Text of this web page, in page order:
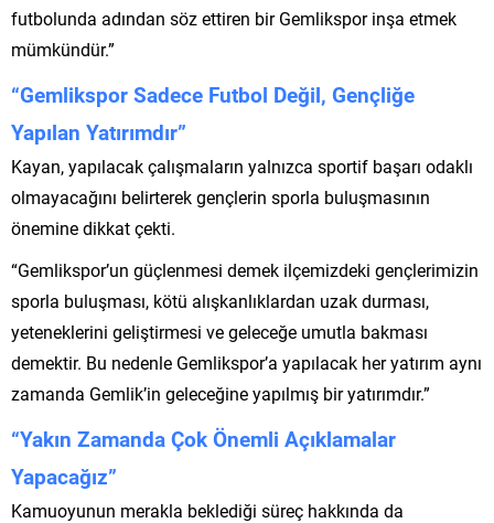
futbolunda adından söz ettiren bir Gemlikspor inşa etmek
mümkündür.”
“Gemlikspor Sadece Futbol Değil, Gençliğe
Yapılan Yatırımdır”
Kayan, yapılacak çalışmaların yalnızca sportif başarı odaklı
olmayacağını belirterek gençlerin sporla buluşmasının
önemine dikkat çekti.
“Gemlikspor’un güçlenmesi demek ilçemizdeki gençlerimizin
sporla buluşması, kötü alışkanlıklardan uzak durması,
yeteneklerini geliştirmesi ve geleceğe umutla bakması
demektir. Bu nedenle Gemlikspor’a yapılacak her yatırım aynı
zamanda Gemlik’in geleceğine yapılmış bir yatırımdır.”
“Yakın Zamanda Çok Önemli Açıklamalar
Yapacağız”
Kamuoyunun merakla beklediği süreç hakkında da